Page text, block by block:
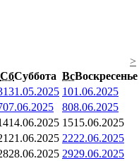
>
СбСуббота ВсВоскресенье
31.05.2025 101.06.2025
07.06.2025 808.06.2025
14.06.2025 1515.06.2025
21.06.2025 2222.06.2025
28.06.2025 2929.06.2025